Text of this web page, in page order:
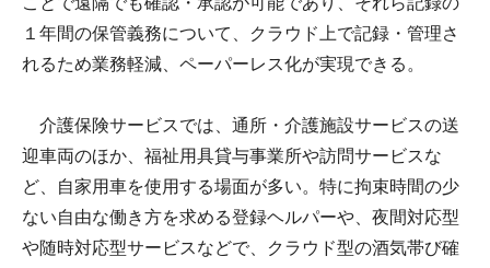
１年間の保管義務について、クラウド上で記録・管理さ
れるため業務軽減、ペーパーレス化が実現できる。
介護保険サービスでは、通所・介護施設サービスの送
迎車両のほか、福祉用具貸与事業所や訪問サービスな
ど、自家用車を使用する場面が多い。特に拘束時間の少
ない自由な働き方を求める登録ヘルパーや、夜間対応型
や随時対応型サービスなどで、クラウド型の酒気帯び確